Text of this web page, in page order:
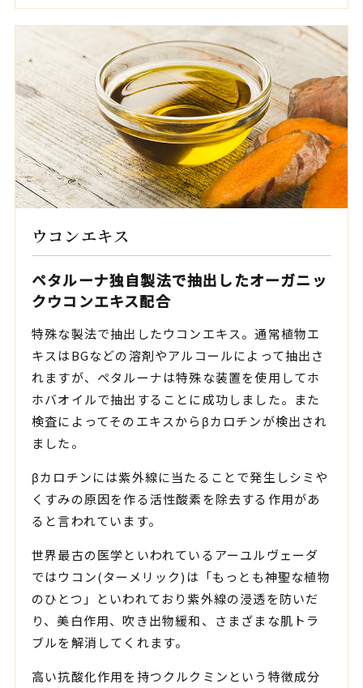
ウコンエキス
ペタルーナ独自製法で抽出したオーガニッ
クウコンエキス配合
特殊な製法で抽出したウコンエキス。通常植物エ
キスはBGなどの溶剤やアルコールによって抽出さ
れますが、ペタルーナは特殊な装置を使用してホ
ホバオイルで抽出することに成功しました。また
検査によってそのエキスからβカロチンが検出され
ました。
βカロチンには紫外線に当たることで発生しシミや
くすみの原因を作る活性酸素を除去する作用があ
ると言われています。
世界最古の医学といわれているアーユルヴェーダ
ではウコン(ターメリック)は「もっとも神聖な植物
のひとつ」といわれており紫外線の浸透を防いだ
り、美白作用、吹き出物緩和、さまざまな肌トラ
ブルを解消してくれます。
高い抗酸化作用を持つクルクミンという特徴成分